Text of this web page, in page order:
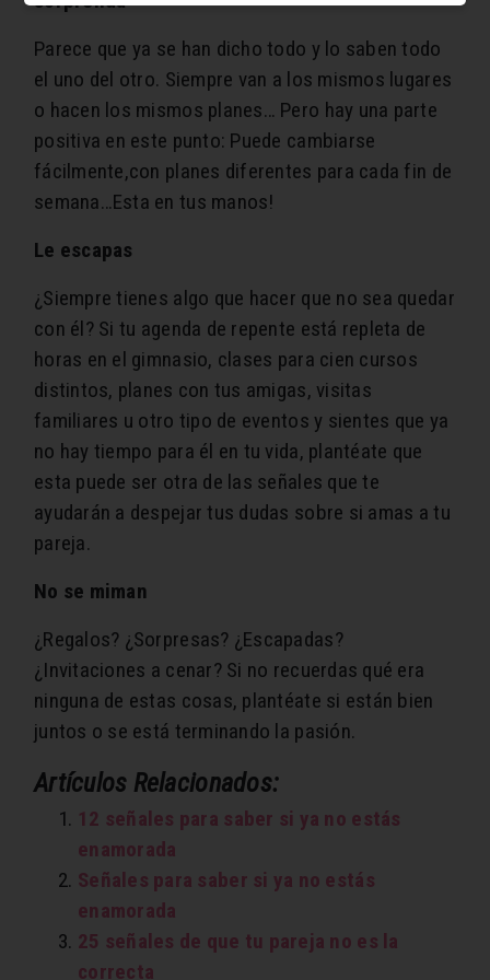
Parece que ya se han dicho todo y lo saben todo
el uno del otro. Siempre van a los mismos lugares
o hacen los mismos planes… Pero hay una parte
positiva en este punto: Puede cambiarse
fácilmente,con planes diferentes para cada fin de
semana…Esta en tus manos!
Le escapas
¿Siempre tienes algo que hacer que no sea quedar
con él? Si tu agenda de repente está repleta de
horas en el gimnasio, clases para cien cursos
distintos, planes con tus amigas, visitas
familiares u otro tipo de eventos y sientes que ya
no hay tiempo para él en tu vida, plantéate que
esta puede ser otra de las señales que te
ayudarán a despejar tus dudas sobre si amas a tu
pareja.
No se miman
¿Regalos? ¿Sorpresas? ¿Escapadas?
¿Invitaciones a cenar? Si no recuerdas qué era
ninguna de estas cosas, plantéate si están bien
juntos o se está terminando la pasión.
Artículos Relacionados:
12 señales para saber si ya no estás
enamorada
Señales para saber si ya no estás
enamorada
25 señales de que tu pareja no es la
correcta